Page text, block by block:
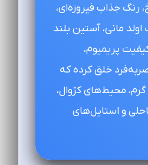
رنگ جذاب فیروزه‌ای،
مانی، آستین بلند
پریمیوم،
خلق کرده که
محیط‌های کژوال،
و استایل‌های